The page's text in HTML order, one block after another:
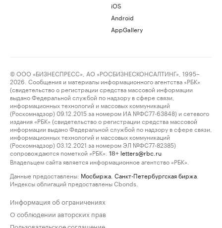
iOS
Android
AppGallery
© ООО «БИЗНЕСПРЕСС», АО «РОСБИЗНЕСКОНСАЛТИНГ», 1995–
2026. Сообщения и материалы информационного агентства «РБК»
(свидетельство о регистрации средства массовой информации
выдано Федеральной службой по надзору в сфере связи,
информационных технологий и массовых коммуникаций
(Роскомнадзор) 09.12.2015 за номером ИА №ФС77-63848) и сетевого
издания «РБК» (свидетельство о регистрации средства массовой
информации выдано Федеральной службой по надзору в сфере связи,
информационных технологий и массовых коммуникаций
(Роскомнадзор) 03.12.2021 за номером ЭЛ №ФС77-82385)
сопровождаются пометкой «РБК».
18+ letters@rbc.ru
Владельцем сайта является информационное агентство «РБК».
Данные предоставлены: Мосбиржа Санкт-Петербургская биржа
Индексы облигаций предоставлены Cbonds.
Информация об ограничениях
О соблюдении авторских прав
Пользовательское соглашение